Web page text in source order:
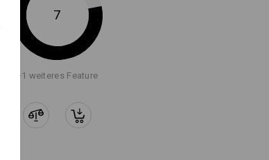
Logoservice
7
+1 weiteres Feature